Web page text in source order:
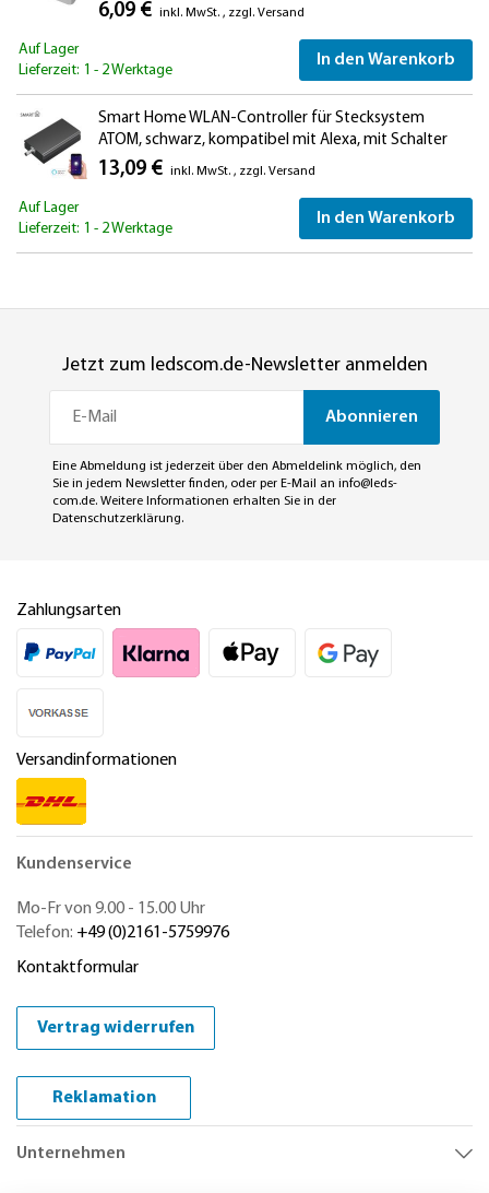
6,09 € inkl. MwSt. , zzgl. Versand
Auf Lager
Lieferzeit: 1 - 2 Werktage
In den Warenkorb
Smart Home WLAN-Controller für Stecksystem
ATOM, schwarz, kompatibel mit Alexa, mit Schalter
13,09 € inkl. MwSt. , zzgl. Versand
Auf Lager
Lieferzeit: 1 - 2 Werktage
In den Warenkorb
Jetzt zum ledscom.de-Newsletter anmelden
Abonnieren
Eine Abmeldung ist jederzeit über den Abmeldelink möglich, den
Sie in jedem Newsletter finden, oder per E-Mail an info@leds-
com.de. Weitere Informationen erhalten Sie in der
Datenschutzerklärung.
Zahlungsarten
Versandinformationen
Kundenservice
Mo-Fr von 9.00 - 15.00 Uhr
Telefon: +49 (0)2161-5759976
Kontaktformular
Vertrag widerrufen
Reklamation
Unternehmen